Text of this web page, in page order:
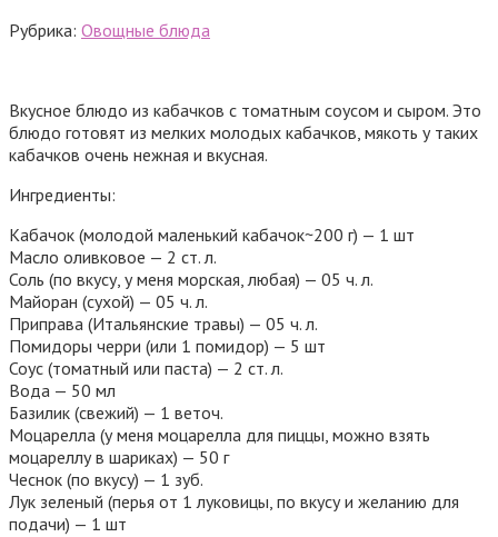
Рубрика: Овощные блюда
Вкусное блюдо из кабачков с томатным соусом и сыром. Это
блюдо готовят из мелких молодых кабачков, мякоть у таких
кабачков очень нежная и вкусная.
Ингредиенты:
Кабачок (молодой маленький кабачок~200 г) — 1 шт
Масло оливковое — 2 ст. л.
Соль (по вкусу, у меня морская, любая) — 05 ч. л.
Майоран (сухой) — 05 ч. л.
Приправа (Итальянские травы) — 05 ч. л.
Помидоры черри (или 1 помидор) — 5 шт
Соус (томатный или паста) — 2 ст. л.
Вода — 50 мл
Базилик (свежий) — 1 веточ.
Моцарелла (у меня моцарелла для пиццы, можно взять
моцареллу в шариках) — 50 г
Чеснок (по вкусу) — 1 зуб.
Лук зеленый (перья от 1 луковицы, по вкусу и желанию для
подачи) — 1 шт